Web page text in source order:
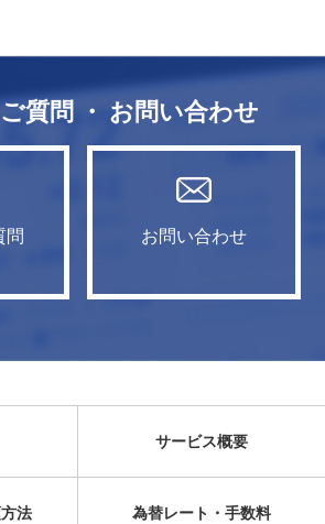
質問 ・ お問い合わせ
問 お問い合わせ
サービス概要
法 為替レート・手数料